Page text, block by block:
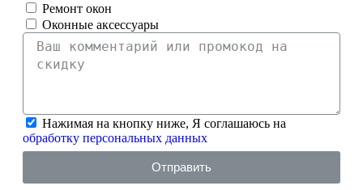
Ремонт окон
Оконные аксессуары
Нажимая на кнопку ниже, Я соглашаюсь на
обработку персональных данных
Отправить